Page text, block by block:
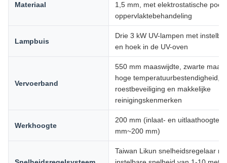
Materiaal
1,5 mm, met elektrostatische
oppervlaktebehandeling
Lampbuis
Drie 3 kW UV-lampen met
en hoek in de UV-oven
Vervoerband
550 mm maaswijdte, zwarte
hoge temperatuurbestendigheid,
roestbeveiliging en makkelijke
reinigingskenmerken
Werkhoogte
200 mm (inlaat- en uitlaathoogte:
mm~200 mm)
Taiwan Likun snelheidsregelaar